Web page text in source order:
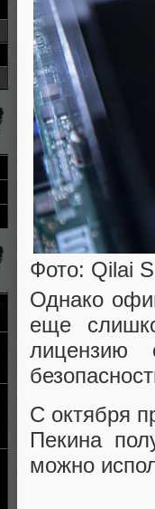
Фото: Qilai
Однако
еще
лицензию
С октября
Пекина
можно